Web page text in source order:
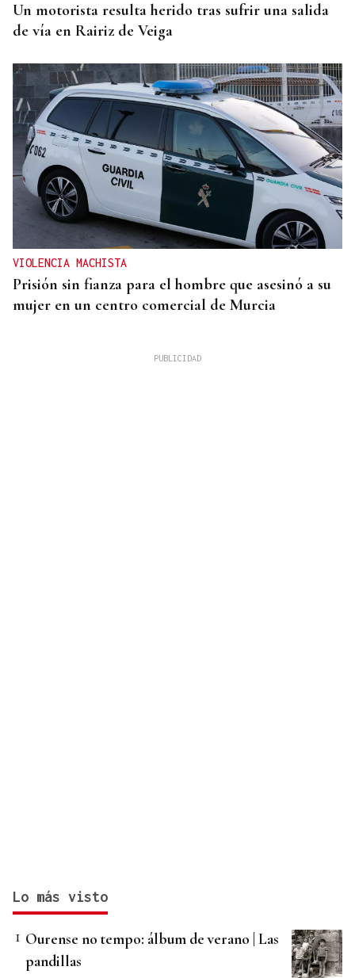
Un motorista resulta herido tras sufrir una salida
de vía en Rairiz de Veiga
VIOLENCIA MACHISTA
Prisión sin fianza para el hombre que asesinó a su
mujer en un centro comercial de Murcia
Lo más visto
Ourense no tempo: álbum de verano | Las
pandillas